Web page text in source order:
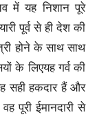
में यह निशान पूरे
पूर्व से ही देश की
होने के साथ साथ
के लिएयह गर्व की
सही हकदार हैं और
पूरी ईमानदारी से